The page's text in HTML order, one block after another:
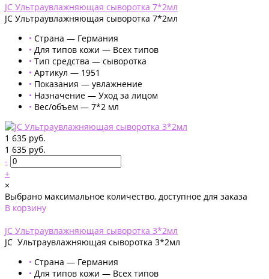
JC Ультраувлажняющая сыворотка 7*2мл
JC Ультраувлажняющая сыворотка 7*2мл
• Страна — Германия
• Для типов кожи — Всех типов
• Тип средства — сыворотка
• Артикул — 1951
• Показания — увлажнение
• Назначение — Уход за лицом
• Вес/объем — 7*2 мл
1 635 руб.
1 635 руб.
-
+
×
Выбрано максимальное количество, доступное для заказа
В корзину
JC Ультраувлажняющая сыворотка 3*2мл
JC Ультраувлажняющая сыворотка 3*2мл
• Страна — Германия
• Для типов кожи — Всех типов